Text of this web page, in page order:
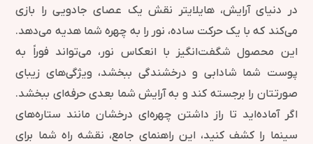
در دنیای آرایش، هایلایتر نقش یک عصای جادویی را بازی
می‌کند که با یک حرکت ساده، نور را به چهره شما هدیه می‌دهد.
این محصول شگفت‌انگیز با انعکاس نور، می‌تواند فوراً به
پوست شما شادابی و درخشندگی ببخشد، ویژگی‌های زیبای
صورتتان را برجسته کند و به آرایش شما بعدی حرفه‌ای ببخشد.
اگر آماده‌اید تا راز داشتن چهره‌ای درخشان مانند ستاره‌های
سینما را کشف کنید، این راهنمای جامع، نقشه راه شما برای